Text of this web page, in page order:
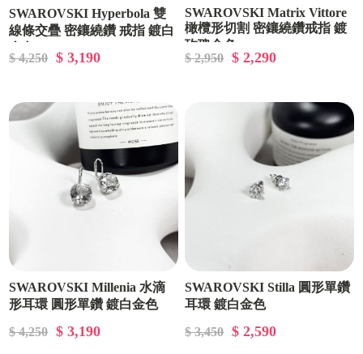
SWAROVSKI Hyperbola 雙
線條交疊 密鑲繞鑽 戒指 鍍白
$ 4,250 $ 3,190
SWAROVSKI Matrix Vittore
橄欖形切割 密鑲繞鑽戒指 鍍
玫瑰金色
$ 2,950
$ 2,290
SWAROVSKI Millenia 水滴
形耳環 圓形單鑽 鍍白金色
$ 4,250
$ 3,190
SWAROVSKI Stilla 圓形單鑽
耳環 鍍白金色
$ 3,450
$ 2,590